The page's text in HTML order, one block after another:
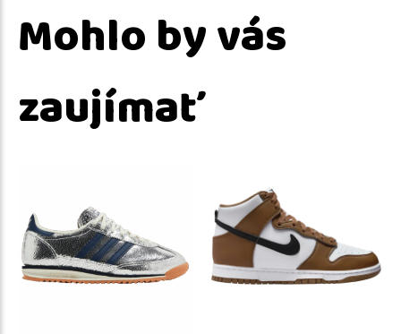
Mohlo by vás
zaujímať